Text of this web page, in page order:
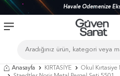
Havale Ödemenize
Anasayfa KIRTASİYE Okul